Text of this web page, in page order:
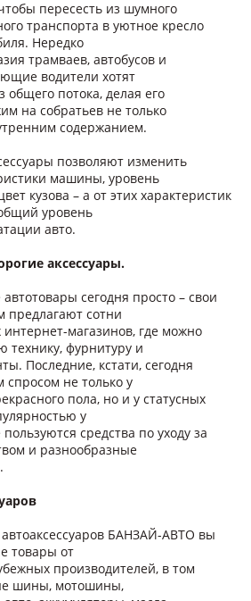
пересесть из шумного
транспорта в уютное кресло
Нередко
трамваев, автобусов и
водители хотят
общего потока, делая его
на собратьев не только
содержанием.
позволяют изменить
машины, уровень
кузова – а от этих характеристик
уровень
авто.
аксессуары.
сегодня просто – свои
предлагают сотни
магазинов, где можно
технику, фурнитуру и
Последние, кстати, сегодня
не только у
пола, но и у статусных
у
средства по уходу за
и разнообразные
БАНЗАЙ-АВТО вы
товары от
производителей, в том
шины, мотошины,